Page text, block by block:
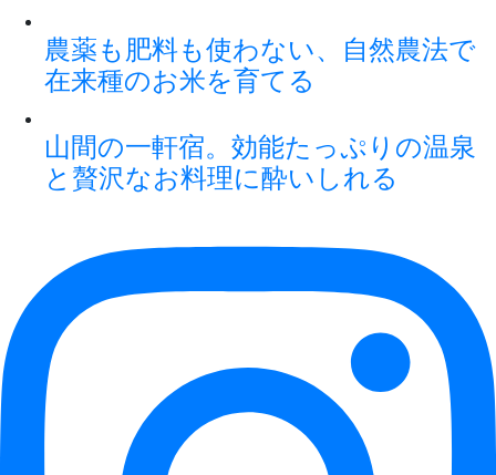
農薬も肥料も使わない、自然農法で
在来種のお米を育てる
山間の一軒宿。効能たっぷりの温泉
と贅沢なお料理に酔いしれる